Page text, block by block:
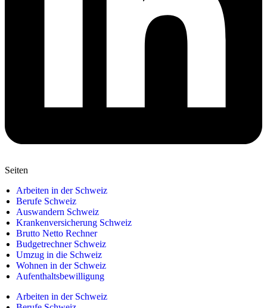
Seiten
Arbeiten in der Schweiz
Berufe Schweiz
Auswandern Schweiz
Krankenversicherung Schweiz
Brutto Netto Rechner
Budgetrechner Schweiz
Umzug in die Schweiz
Wohnen in der Schweiz
Aufenthaltsbewilligung
Arbeiten in der Schweiz